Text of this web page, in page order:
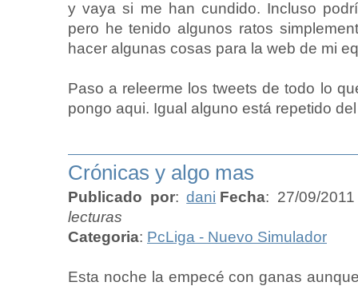
y vaya si me han cundido. Incluso
pero he tenido algunos ratos
hacer algunas cosas para la web de mi
Paso a releerme los tweets de todo lo
pongo aqui. Igual alguno está repetido
Crónicas y algo mas
Publicado por:dani Fecha: 27/09/
lecturas
Categoria: PcLiga - Nuevo Simulador
Esta noche la empecé con ganas